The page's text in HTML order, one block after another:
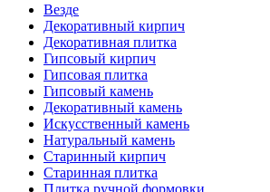
Везде
Декоративный кирпич
Декоративная плитка
Гипсовый кирпич
Гипсовая плитка
Гипсовый камень
Декоративный камень
Искусственный камень
Натуральный камень
Старинный кирпич
Старинная плитка
Плитка ручной формовки